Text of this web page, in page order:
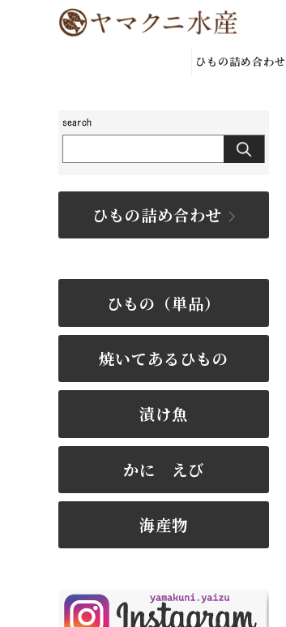
ひもの詰め合わせ
ひもの詰め合わせ
ひもの（単品）
焼いてあるひもの
漬け魚
かに えび
海産物